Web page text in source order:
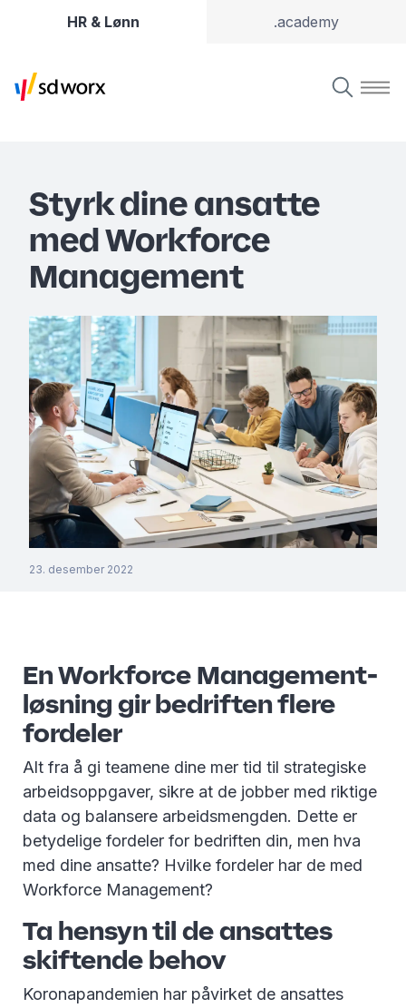
HR & Lønn .academy
Styrk dine ansatte
med Workforce
Management
23. desember 2022
En Workforce Management-
løsning gir bedriften flere
fordeler
Alt fra å gi teamene dine mer tid til strategiske
arbeidsoppgaver, sikre at de jobber med riktige
data og balansere arbeidsmengden. Dette er
betydelige fordeler for bedriften din, men hva
med dine ansatte? Hvilke fordeler har de med
Workforce Management?
Ta hensyn til de ansattes
skiftende behov
Koronapandemien har påvirket de ansattes